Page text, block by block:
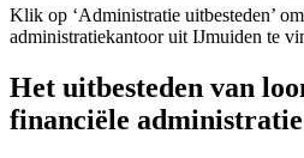
Klik op ‘Administratie uitbesteden’
administratiekantoor uit IJmuiden te
Het uitbesteden van
financiële